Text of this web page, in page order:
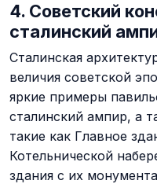
4. Советский
сталинский
Сталинская
величия советской
яркие примеры
сталинский ампир, а
такие как Главное
Котельнической
здания с их